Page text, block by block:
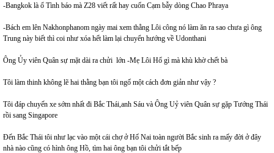
-Bangkok là ổ Tình báo mà Z28 viết rất hay cuốn Cạm bẫy dòng Chao Phraya
-Bách em lên Nakhonphanom ngày mai xem thằng Lôi công nó làm ăn ra sao chưa gì ông
Trung này biết thì coi như xóa hết làm lại chuyển hướng về Udonthani
Ông Ủy viên Quân sự mặt dài ra chửi lớn -Mẹ Lôi Hổ gì mà khù khờ chết bà
Tôi làm thinh không lẽ hai thằng bạn tôi ngố một cách đơn giản như vậy ?
Tôi đáp chuyến xe sớm nhất đi Bắc Thái,anh Sáu và Ông Uỷ viên Quân sự gặp Tướng Thái
rồi sang Singapore
Đến Bắc Thái tôi như lạc vào một cái chợ ở Hố Nai toàn người Bắc sinh ra mấy đời ở đây
nhà nào cũng có hình ông Hồ, tìm hai ông bạn tôi chửi tắt bếp